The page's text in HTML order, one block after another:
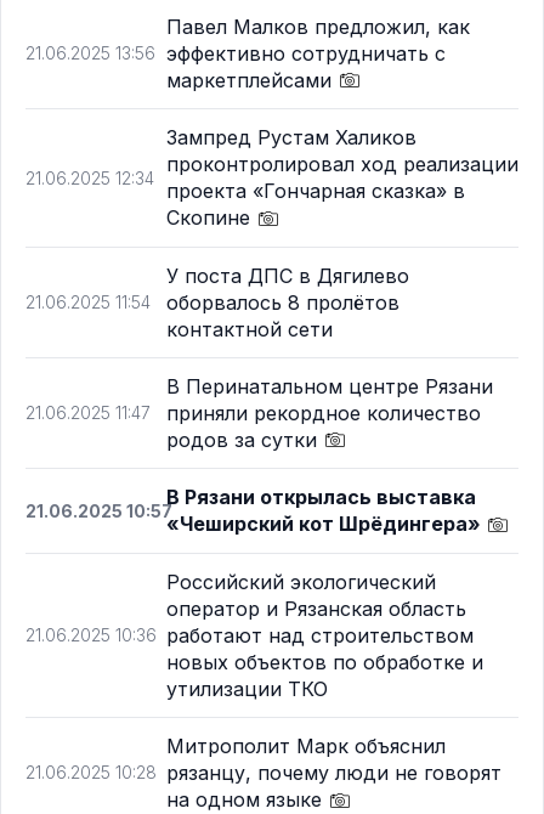
21.06.2025 13:56
Павел Малков предложил, как
эффективно сотрудничать с
маркетплейсами
21.06.2025 12:34
Зампред Рустам Халиков
проконтролировал ход реализации
проекта «Гончарная сказка» в
Скопине
21.06.2025 11:54
У поста ДПС в Дягилево
оборвалось 8 пролётов
контактной сети
21.06.2025 11:47
В Перинатальном центре Рязани
приняли рекордное количество
родов за сутки
21.06.2025 10:57
В Рязани открылась выставка
«Чеширский кот Шрёдингера»
21.06.2025 10:36
Российский экологический
оператор и Рязанская область
работают над строительством
новых объектов по обработке и
утилизации ТКО
21.06.2025 10:28
Митрополит Марк объяснил
рязанцу, почему люди не говорят
на одном языке